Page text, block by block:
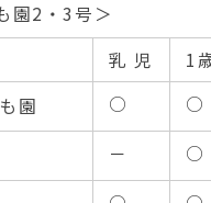
園2・3号＞
乳 児 1
園
○ ○
－ ○